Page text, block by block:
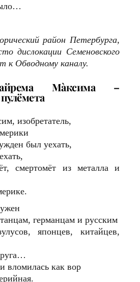
район Петербурга,
дислокации Семеновского
к Обводному каналу.
Мàксима –
изобретатель,
уехать,
смертомёт из металла и
и русским
японцев, китайцев,
как вор